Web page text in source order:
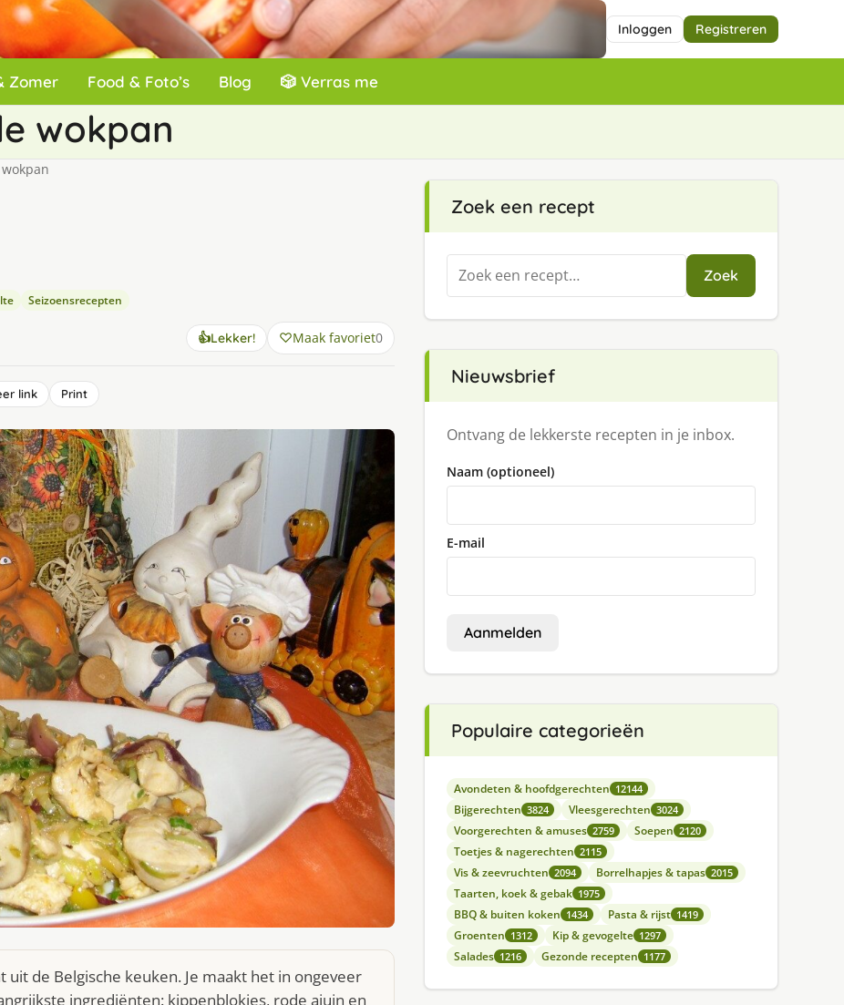
Inloggen Registreren
Zomer Food & Foto’s Blog 🎲 Verras me
wokpan
Seizoensrecepten
👍Lekker! Maak favoriet0
link Print
de Belgische keuken. Je maakt het in ongeveer
ingrediënten: kippenblokjes, rode ajuin en
Zoek een recept
Zoeken
naar:
Zoek
Nieuwsbrief
Ontvang de lekkerste recepten in je inbox.
Naam (optioneel)
E-mail
Aanmelden
Populaire categorieën
Avondeten & hoofdgerechten 12144
Bijgerechten 3824 Vleesgerechten 3024
Voorgerechten & amuses 2759 Soepen 2120
Toetjes & nagerechten 2115
Vis & zeevruchten 2094 Borrelhapjes & tapas 2015
Taarten, koek & gebak 1975
BBQ & buiten koken 1434 Pasta & rijst 1419
Groenten 1312 Kip & gevogelte 1297
Salades 1216 Gezonde recepten 1177